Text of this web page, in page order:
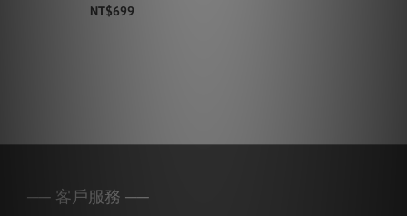
NT$699
── 客戶服務 ──